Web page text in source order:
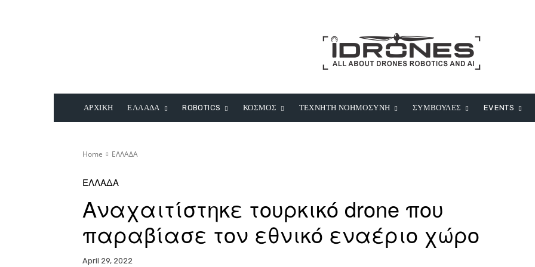
ΑΡΧΙΚΗ ΕΛΛΑΔΑ ROBOTICS ΚΟΣΜΟΣ ΤΕΧΝΗΤΗ ΝΟΗΜΟΣΥΝΗ ΣΥΜΒΟΥΛΕΣ EVENTS
Home ΕΛΛΑΔΑ
ΕΛΛΑΔΑ
Αναχαιτίστηκε τουρκικό drone που
παραβίασε τον εθνικό εναέριο χώρο
April 29, 2022